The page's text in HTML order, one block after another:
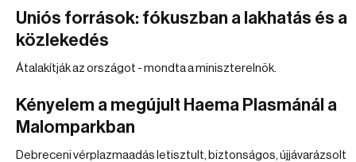
Uniós források: fókuszban a lakhatás és a
közlekedés
Átalakítják az országot - mondta a miniszterelnök.
Kényelem a megújult Haema Plasmánál a
Malomparkban
Debreceni vérplazmaadás letisztult, biztonságos, újjávarázsolt